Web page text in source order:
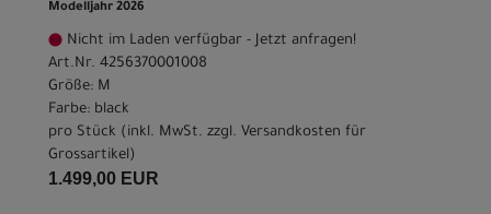
Modelljahr 2026
Nicht im Laden verfügbar - Jetzt anfragen!
Art.Nr. 4256370001008
Größe: M
Farbe: black
pro Stück (inkl. MwSt. zzgl. Versandkosten für
Grossartikel)
1.499,00 EUR